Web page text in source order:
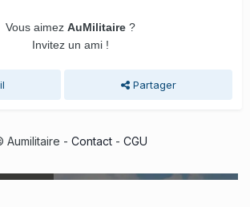
Vous aimez AuMilitaire ?
Invitez un ami !
Partager
Aumilitaire - Contact- CGU